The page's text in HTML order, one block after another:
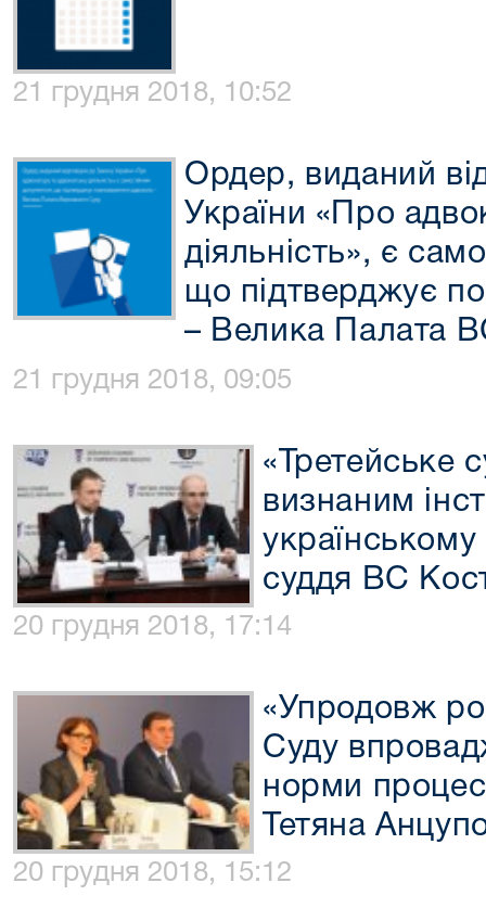
21 грудня 2018, 10:52
Ордер, виданий
України «Про
діяльність», є
що підтверджує
– Велика Палата
21 грудня 2018, 09:05
«Третейське
визнаним
українському
суддя ВС
20 грудня 2018, 17:14
«Упродовж
Суду
норми
Тетяна
20 грудня 2018, 15:12